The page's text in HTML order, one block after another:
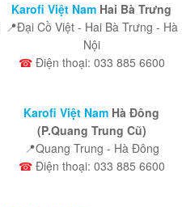
Karofi Việt Nam Hai Bà Trưng
📍Đại Cồ Việt - Hai Bà Trưng - Hà
Nội
☎ Điện thoại: 033 885 6600
Karofi Việt Nam Hà Đông
(P.Quang Trung Cũ)
📍Quang Trung - Hà Đông
☎ Điện thoại: 033 885 6600